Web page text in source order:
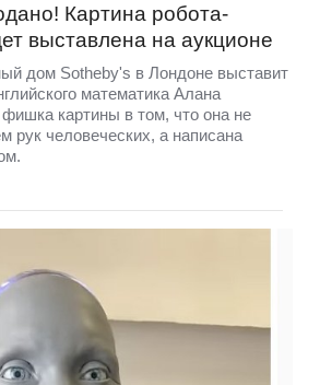
Картина робота-
выставлена на аукционе
дом Sotheby's в Лондоне выставит
математика Алана
картины в том, что она не
рук человеческих, а написана